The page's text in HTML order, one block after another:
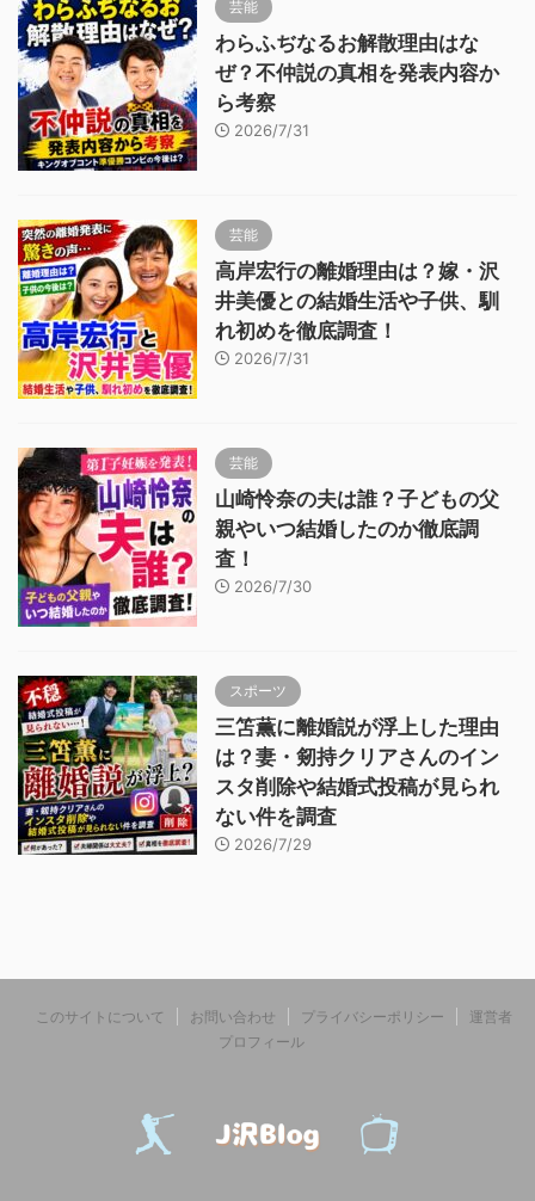
芸能
わらふぢなるお解散理由はな
ぜ？不仲説の真相を発表内容か
ら考察
2026/7/31
芸能
高岸宏行の離婚理由は？嫁・沢
井美優との結婚生活や子供、馴
れ初めを徹底調査！
2026/7/31
芸能
山崎怜奈の夫は誰？子どもの父
親やいつ結婚したのか徹底調
査！
2026/7/30
スポーツ
三笘薫に離婚説が浮上した理由
は？妻・剱持クリアさんのイン
スタ削除や結婚式投稿が見られ
ない件を調査
2026/7/29
このサイトについて お問い合わせ プライバシーポリシー
運営者
プロフィール